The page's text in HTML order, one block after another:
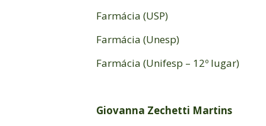
Farmácia (USP)
Farmácia (Unesp)
Farmácia (Unifesp – 12º lugar)
Giovanna Zechetti Martins